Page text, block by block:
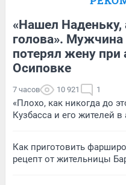
«Нашел Наденьку,
голова». Мужчина
потерял жену
Осиповке
7 часов 10 921 1
«Плохо, как никогда до
Кузбасса и его жителей в
Как приготовить
рецепт от жительницы